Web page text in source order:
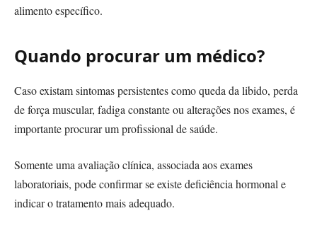
alimento específico.
Quando procurar um médico?
Caso existam sintomas persistentes como queda da libido, perda
de força muscular, fadiga constante ou alterações nos exames, é
importante procurar um profissional de saúde.
Somente uma avaliação clínica, associada aos exames
laboratoriais, pode confirmar se existe deficiência hormonal e
indicar o tratamento mais adequado.